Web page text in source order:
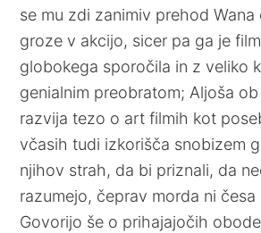
se mu zdi zanimiv prehod
groze v akcijo, sicer pa ga je
globokega sporočila in z veliko
genialnim preobratom; Aljoša
razvija tezo o art filmih kot
včasih tudi izkorišča snobizem
njihov strah, da bi priznali, da
razumejo, čeprav morda ni česa
Govorijo še o prihajajočih